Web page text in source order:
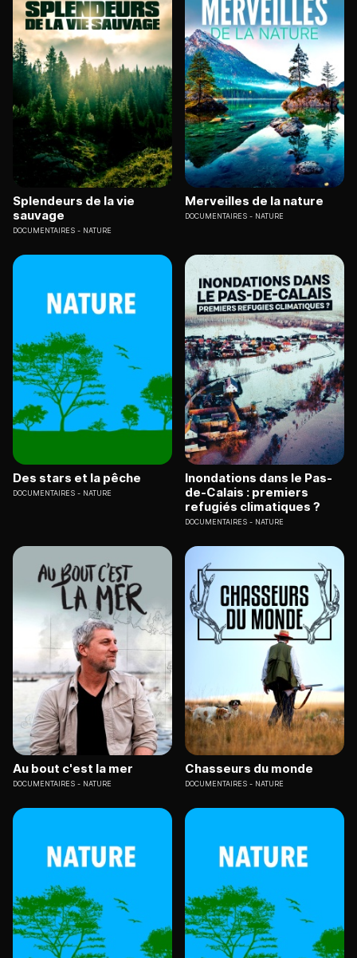
Splendeurs de la vie
sauvage
DOCUMENTAIRES NATURE
Merveilles de la nature
DOCUMENTAIRES NATURE
Des stars et la pêche
DOCUMENTAIRES NATURE
Inondations dans le Pas-
de-Calais : premiers
refugiés climatiques ?
DOCUMENTAIRES NATURE
Au bout c'est la mer
DOCUMENTAIRES NATURE
Chasseurs du monde
DOCUMENTAIRES NATURE